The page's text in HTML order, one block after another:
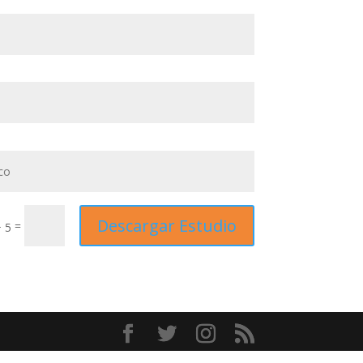
5 = Descargar Estudio